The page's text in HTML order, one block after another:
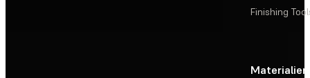
Finishing
Materialien